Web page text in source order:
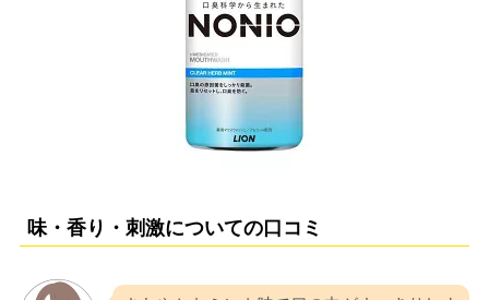
味・香り・刺激についての口コミ